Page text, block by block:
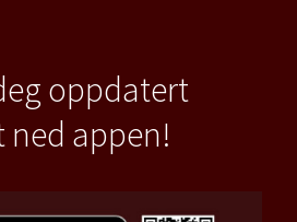
oppdatert
ned appen!